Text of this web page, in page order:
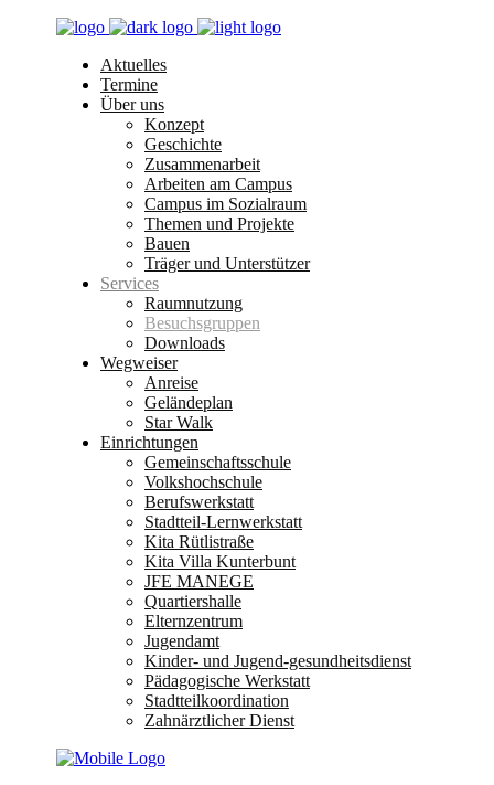
Aktuelles
Termine
Über uns
Konzept
Geschichte
Zusammenarbeit
Arbeiten am Campus
Campus im Sozialraum
Themen und Projekte
Bauen
Träger und Unterstützer
Services
Raumnutzung
Besuchsgruppen
Downloads
Wegweiser
Anreise
Geländeplan
Star Walk
Einrichtungen
Gemeinschaftsschule
Volkshochschule
Berufswerkstatt
Stadtteil-Lernwerkstatt
Kita Rütlistraße
Kita Villa Kunterbunt
JFE MANEGE
Quartiershalle
Elternzentrum
Jugendamt
Kinder- und Jugend-gesundheitsdienst
Pädagogische Werkstatt
Stadtteilkoordination
Zahnärztlicher Dienst